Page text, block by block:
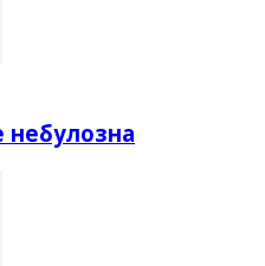
небулозна